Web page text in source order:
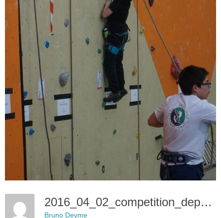
2016_04_02_competition_departemental_bmc_-12
Bruno Deyme